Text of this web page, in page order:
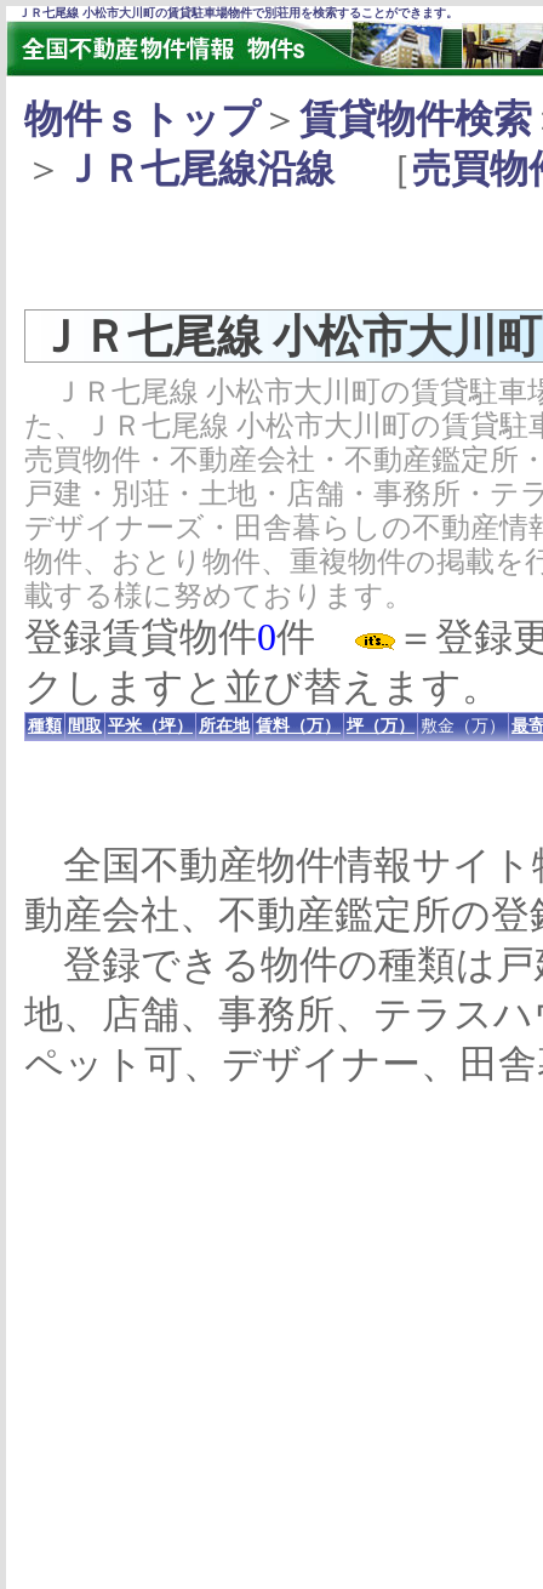
ＪＲ七尾線 小松市大川町の賃貸駐車場物件で別荘用を検索することができます。
物件ｓトップ＞ 賃貸物件検索
＞ ＪＲ七尾線沿線［売買物
ＪＲ七尾線 小松市大川
ＪＲ七尾線 小松市大川町の賃貸駐
た、ＪＲ七尾線 小松市大川町の賃貸
売買物件・不動産会社・不動産鑑定所
戸建・別荘・土地・店舗・事務所・
デザイナーズ・田舎暮らしの不動産
物件、おとり物件、重複物件の掲載
載する様に努めております。
登録賃貸物件0件
＝登録
クしますと並び替えます。
種類 間取 平米（坪） 所在地 賃料（万） 坪（万） 敷金（万） 最
全国不動産物件情報サイト
動産会社、不動産鑑定所の
登録できる物件の種類は
地、店舗、事務所、テラス
ペット可、デザイナー、田